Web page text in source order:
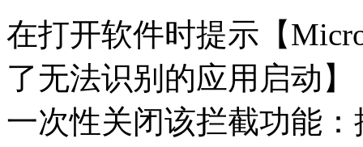
在打开软件时提示【
了无法识别的应用启动
一次性关闭该拦截功能：